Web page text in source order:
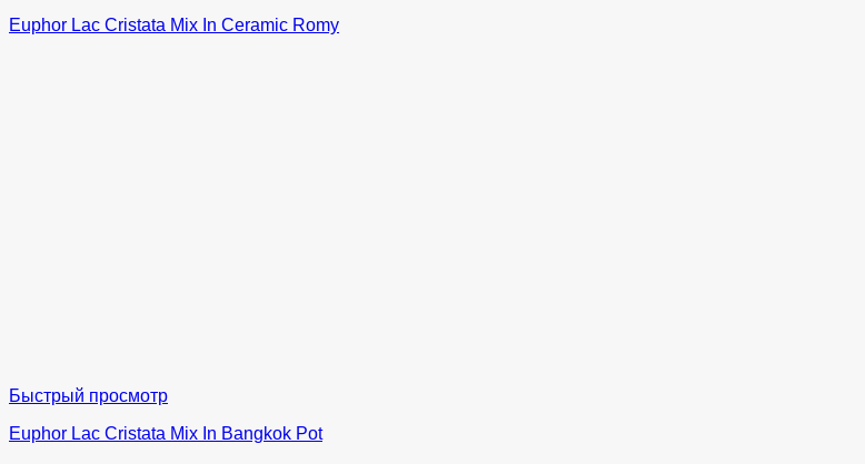
Euphor Lac Cristata Mix In Ceramic Romy
Быстрый просмотр
Euphor Lac Cristata Mix In Bangkok Pot